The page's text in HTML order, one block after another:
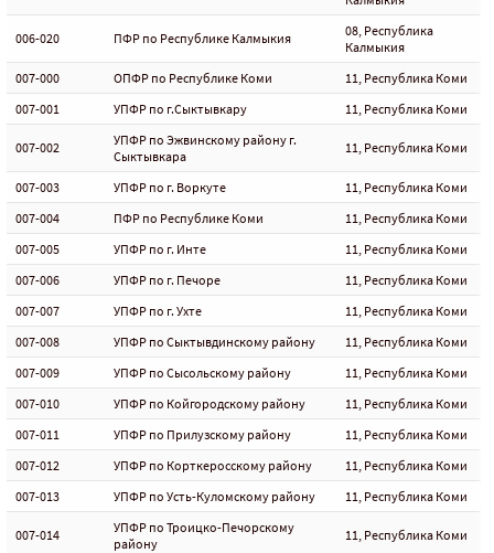
006-020 ПФР по Республике Калмыкия
08, Республика
Калмыкия
007-000
ОПФР по Республике Коми
11, Республика Коми
007-001
УПФР по г.Сыктывкару 11, Республика Коми
007-002
УПФР по Эжвинскому району г.
Сыктывкара
11, Республика Коми
007-003 УПФР по г. Воркуте
11, Республика Коми
007-004
ПФР по Республике Коми
11, Республика Коми
007-005
УПФР по г. Инте
11, Республика Коми
007-006
УПФР по г. Печоре
11, Республика Коми
007-007
УПФР по г. Ухте
11, Республика Коми
007-008
УПФР по Сыктывдинскому району
11, Республика Коми
007-009
УПФР по Сысольскому району
11, Республика Коми
007-010
УПФР по Койгородскому району
11, Республика Коми
007-011
УПФР по Прилузскому району
11, Республика Коми
007-012
УПФР по Корткеросскому району
11, Республика Коми
007-013
УПФР по Усть-Куломскому району 11, Республика Коми
007-014
УПФР по Троицко-Печорскому
району
11, Республика Коми